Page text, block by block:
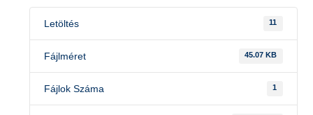
Letöltés 11
Fájlméret 45.07 KB
Fájlok Száma 1